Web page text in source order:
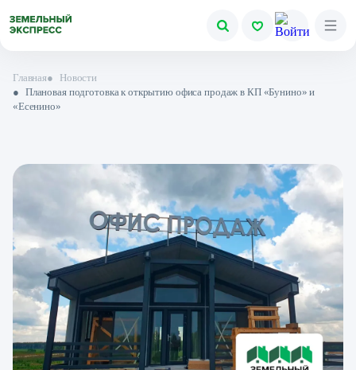
Главная●
Новости
● Плановая подготовка к открытию офиса продаж в КП «Бунино» и
«Есенино»